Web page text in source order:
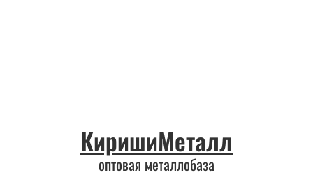
КиришиМеталл
оптовая металлобаза